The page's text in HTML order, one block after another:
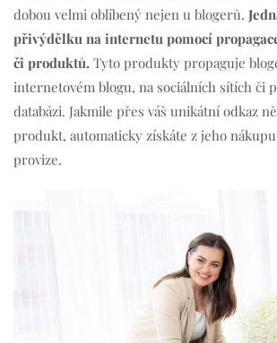
dobou velmi oblíbený nejen u blogerů.
přivýdělku na internetu pomocí
či produktů. Tyto produkty propaguje
internetovém blogu, na sociálních sítích či
databázi. Jakmile přes váš unikátní odkaz
produkt, automaticky získáte z jeho
provize.